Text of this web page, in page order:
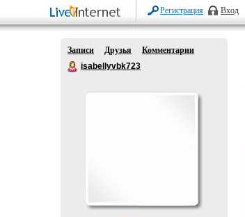
Регистрация Вход
Записи Друзья
Комментарии
isabellyvbk723